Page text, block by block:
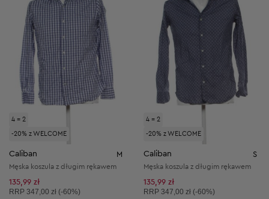
4 = 2
-20% z WELCOME
Caliban M
Męska koszula z długim rękawem
135,99 zł
Cena sugerowana:
RRP 347,00 zł (-60%)
4 = 2
-20% z WELCOME
Caliban S
Męska koszula z długim rękawem
135,99 zł
Cena sugerowana:
RRP 347,00 zł (-60%)